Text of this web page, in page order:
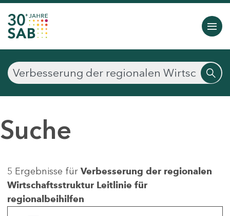
Suche
5 Ergebnisse für Verbesserung der regionalen
Wirtschaftsstruktur Leitlinie für
regionalbeihilfen